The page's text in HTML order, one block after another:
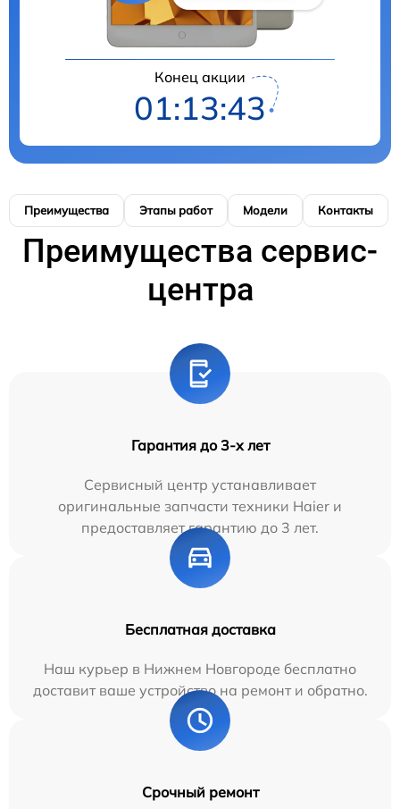
Конец акции
01:13:42
Преимущества Этапы работ Модели Контакты
Преимущества сервис-
центра
Гарантия до 3-х лет
Сервисный центр устанавливает
оригинальные запчасти техники Haier и
предоставляет гарантию до 3 лет.
Бесплатная доставка
Наш курьер в Нижнем Новгороде бесплатно
доставит ваше устройство на ремонт и обратно.
Срочный ремонт